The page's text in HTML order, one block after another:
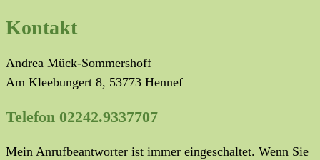
Kontakt
Andrea Mück-Sommershoff
Am Kleebungert 8, 53773 Hennef
Telefon 02242.9337707
Mein Anrufbeantworter ist immer eingeschaltet. Wenn Sie